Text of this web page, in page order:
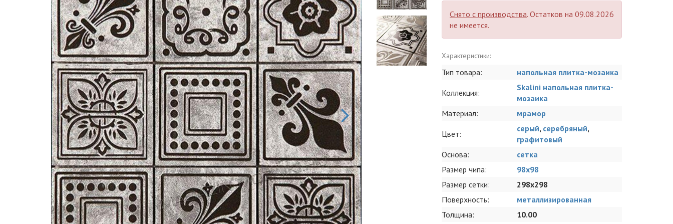
Снято с производства. Остатков на 09.08.2026
не имеется.
Характеристики:
Тип товара: напольная плитка-мозаика
Коллекция:
Skalini напольная плитка-
мозаика
Материал:
мрамор
Цвет:
серый, серебряный,
графитовый
Основа:
сетка
Размер чипа:
98x98
Размер сетки:
298x298
Поверхность:
металлизированная
Толщина:
10.00